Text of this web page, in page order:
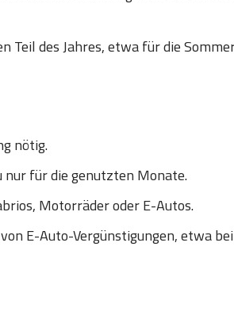
Teil des Jahres, etwa für die
nötig.
nur für die genutzten Monate.
Motorräder oder E-Autos.
E-Auto-Vergünstigungen, etwa